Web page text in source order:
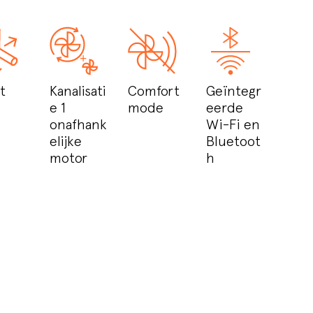
Kanalisati
e 1
onafhank
elijke
motor
Comfort
mode
Geïntegr
eerde
Wi-Fi en
Bluetoot
h